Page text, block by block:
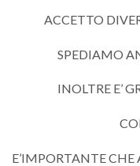
ACCETTO
SPEDIAMO
INOLTRE E’
E’IMPORTANTE CHE